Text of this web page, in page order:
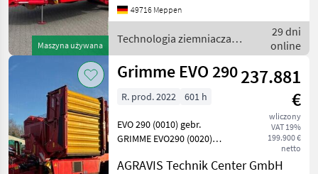
Maszyna używana
Zugkugelkupplung K80
(0030) Gelenkwelle 1 3/8
mit 6 Zähne (0040) Antrieb
49716 Meppen
Technologia ziemniaczana
/ Grimme
29 dni
online
Grimme EVO 290237.881
€
wliczony
VAT 19%
199.900 €
netto
R. prod. 2022 601 h
EVO 290 (0010) gebr.
GRIMME EVO290 (0020)
Zugkugelkupplung
AGRAVIS Technik Center GmbH